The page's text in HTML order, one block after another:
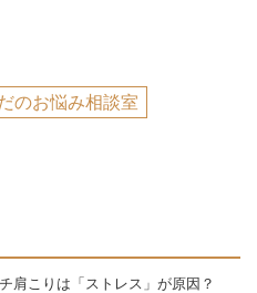
のお悩み相談室
肩こりは「ストレス」が原因？